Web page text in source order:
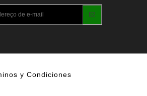
y Condiciones